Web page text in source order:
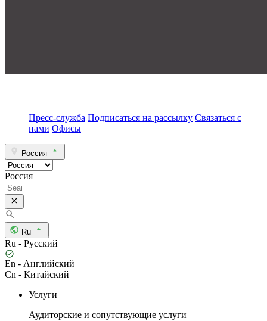
Пресс-служба Подписаться на рассылку Связаться с
нами Офисы
Россия
Россия
Ru
Ru - Русский
En - Английский
Cn - Китайский
Услуги
Аудиторские и сопутствующие услуги